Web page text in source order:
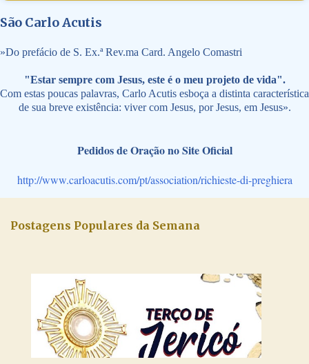
São Carlo Acutis
»Do prefácio de S. Ex.ª Rev.ma Card. Angelo Comastri
"Estar sempre com Jesus, este é o meu projeto de vida".
Com estas poucas palavras, Carlo Acutis esboça a distinta característica
de sua breve existência: viver com Jesus, por Jesus, em Jesus».
Pedidos de Oração no Site Oficial
http://www.carloacutis.com/pt/association/richieste-di-preghiera
Postagens Populares da Semana